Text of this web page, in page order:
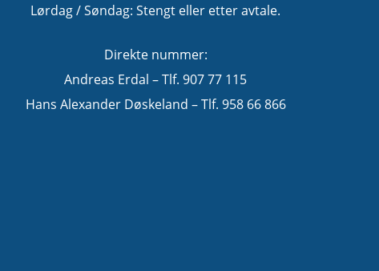
Lørdag / Søndag: Stengt eller etter avtale.
Direkte nummer:
Andreas Erdal – Tlf. 907 77 115
Hans Alexander Døskeland – Tlf. 958 66 866